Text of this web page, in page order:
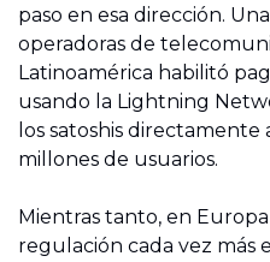
paso en esa dirección.
operadoras de
Latinoamérica habilitó
usando la Lightning
los satoshis directamente
millones de usuarios.
Mientras tanto, en
regulación cada vez más